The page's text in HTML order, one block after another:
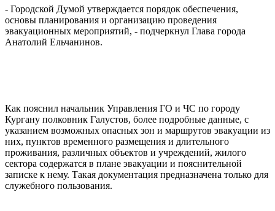
- Городской Думой утверждается порядок обеспечения,
основы планирования и организацию проведения
эвакуационных мероприятий, - подчеркнул Глава города
Анатолий Ельчанинов.
Как пояснил начальник Управления ГО и ЧС по городу
Кургану полковник Галустов, более подробные данные, с
указанием возможных опасных зон и маршрутов эвакуации из
них, пунктов временного размещения и длительного
проживания, различных объектов и учреждений, жилого
сектора содержатся в плане эвакуации и пояснительной
записке к нему. Такая документация предназначена только для
служебного пользования.